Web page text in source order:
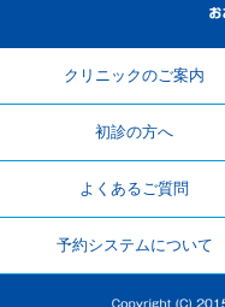
クリニックのご案内
初診の方へ
よくあるご質問
予約システムについて